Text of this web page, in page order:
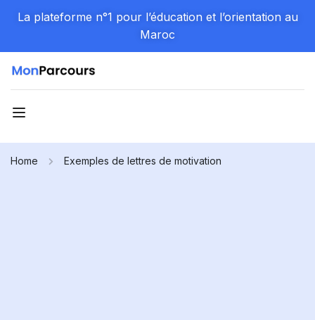
La plateforme n°1 pour l’éducation et l’orientation au
Maroc
Home Exemples de lettres de motivation